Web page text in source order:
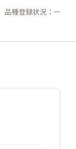
品種登録状況：ー